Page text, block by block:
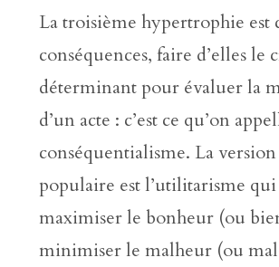
La troisième hypertrophie est
conséquences, faire d’elles le
déterminant pour évaluer la
d’un acte : c’est ce qu’on
conséquentialisme. La
populaire est l’utilitarisme qui
maximiser le bonheur (ou
minimiser le malheur (ou